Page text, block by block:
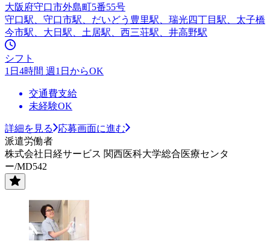
大阪府守口市外島町5番55号
守口駅、守口市駅、だいどう豊里駅、瑞光四丁目駅、太子橋
今市駅、大日駅、土居駅、西三荘駅、井高野駅
シフト
1日4時間 週1日からOK
交通費支給
未経験OK
詳細を見る
応募画面に進む
派遣労働者
株式会社日経サービス 関西医科大学総合医療センタ
ー/MD542